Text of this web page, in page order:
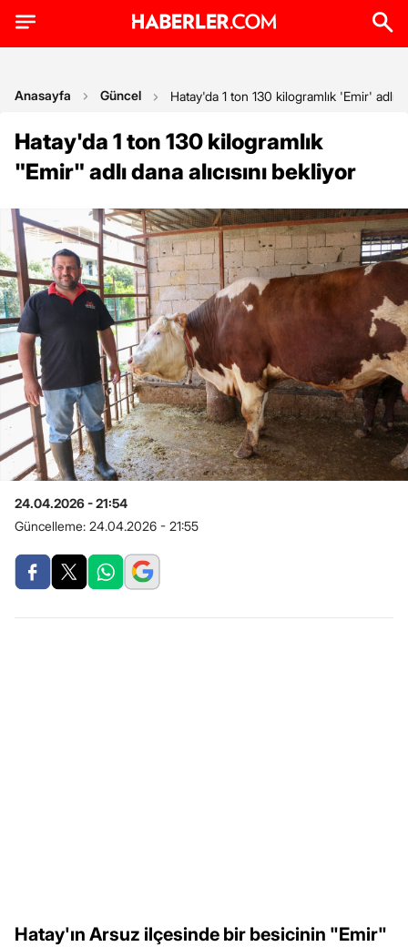
Anasayfa Güncel Hatay'da 1 ton 130 kilogramlık 'Emir' adlı
Hatay'da 1 ton 130 kilogramlık
"Emir" adlı dana alıcısını bekliyor
24.04.2026 - 21:54
Güncelleme: 24.04.2026 - 21:55
Hatay'ın Arsuz ilçesinde bir besicinin "Emir"